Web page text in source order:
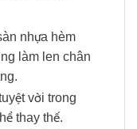
nhựa hèm
làm len chân
vời trong
thay thế.